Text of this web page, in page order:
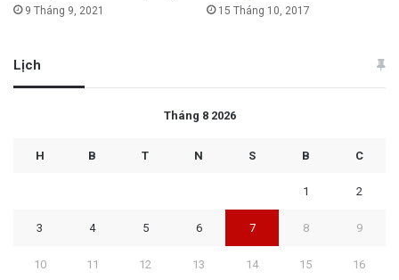
9 Tháng 9, 2021 15 Tháng 10, 2017
Lịch
Tháng 8 2026
H B T N S B C
1 2
3 4 5 6 7 8 9
10 11 12 13 14 15 16